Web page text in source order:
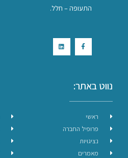
התעופה – חלל.
נווט באתר:
ראשי
פרופיל החברה
נציגויות
מאמרים